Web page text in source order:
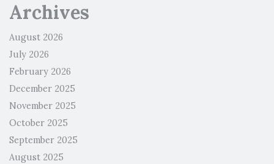
Archives
August 2026
July 2026
February 2026
December 2025
November 2025
October 2025
September 2025
August 2025